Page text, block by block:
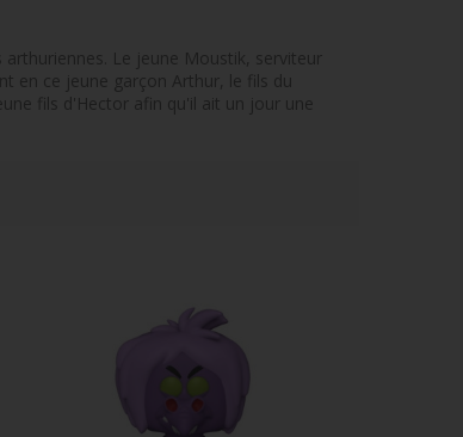
Le jeune Moustik, serviteur
en ce jeune garçon Arthur, le fils du
fils d'Hector afin qu'il ait un jour une